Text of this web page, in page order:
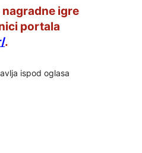
igre
portala
.
ispod oglasa